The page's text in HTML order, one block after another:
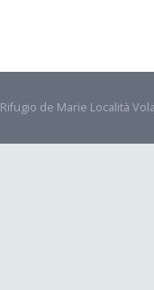
de Marie Località